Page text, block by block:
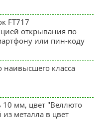
FT717
открывания по
или пин-коду
класса
мм, цвет "Веллюто
металла в цвет